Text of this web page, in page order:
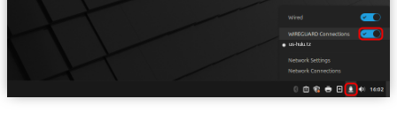
us-hulu.tz